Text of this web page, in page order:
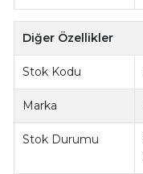
Diğer Özellikler
Stok Kodu
Marka
Stok Durumu